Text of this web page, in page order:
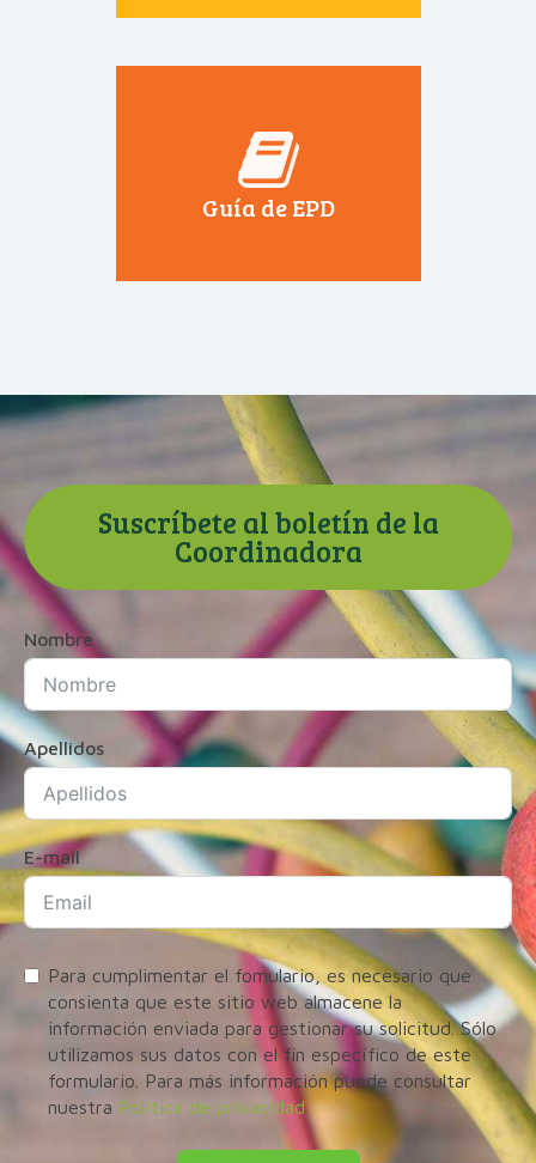
Guía de EPD
Suscríbete al boletín de la
Coordinadora
Nombre
Apellidos
E-mail
Para cumplimentar el fomulario, es necesario que
consienta que este sitio web almacene la
información enviada para gestionar su solicitud. Sólo
utilizamos sus datos con el fin específico de este
formulario. Para más información puede consultar
nuestra Política de privacidad